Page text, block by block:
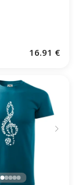
16.91 €